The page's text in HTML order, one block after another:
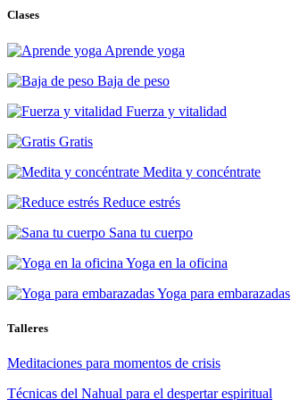
Clases
Aprende yoga
Baja de peso
Fuerza y vitalidad
Gratis
Medita y concéntrate
Reduce estrés
Sana tu cuerpo
Yoga en la oficina
Yoga para embarazadas
Talleres
Meditaciones para momentos de crisis
Técnicas del Nahual para el despertar espiritual